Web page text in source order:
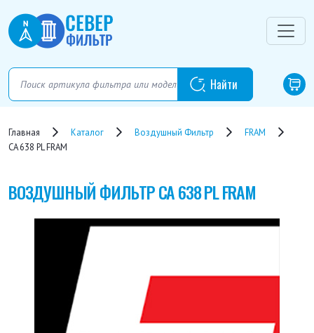
Главная Каталог Воздушный Фильтр
FRAM
CA 638 PL FRAM
ВОЗДУШНЫЙ ФИЛЬТРCA 638 PL FRAM